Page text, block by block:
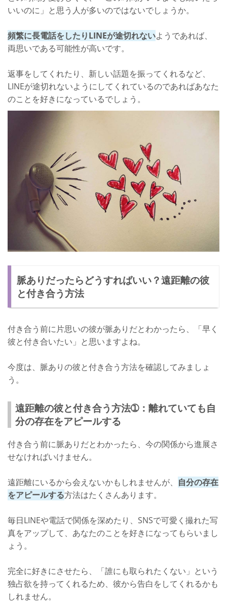
いいのに」と思う人が多いのではないでしょうか。
頻繁に長電話をしたりLINEが途切れないようであれば、
両思いである可能性が高いです。
返事をしてくれたり、新しい話題を振ってくれるなど、
LINEが途切れないようにしてくれているのであればあなた
のことを好きになっているでしょう。
脈ありだったらどうすればいい？遠距離の彼
と付き合う方法
付き合う前に片思いの彼が脈ありだとわかったら、「早く
彼と付き合いたい」と思いますよね。
今度は、脈ありの彼と付き合う方法を確認してみましょ
う。
遠距離の彼と付き合う方法➀：離れていても自
分の存在をアピールする
付き合う前に脈ありだとわかったら、今の関係から進展さ
せなければいけません。
遠距離にいるから会えないかもしれませんが、 自分の存在
をアピールする方法はたくさんあります。
毎日LINEや電話で関係を深めたり、SNSで可愛く撮れた写
真をアップして、あなたのことを好きになってもらいまし
ょう。
完全に好きにさせたら、「誰にも取られたくない」という
独占欲を持ってくれるため、彼から告白をしてくれるかも
しれません。